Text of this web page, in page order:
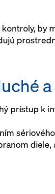
by
prístup k
diele,